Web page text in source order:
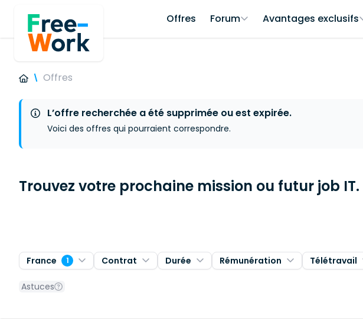
Offres Forum Avantages exclusifs
Offres
L’offre recherchée a été supprimée ou est expirée.
Voici des offres qui pourraient correspondre.
Trouvez votre prochaine mission ou futur job IT.
France 1 Contrat Durée Rémunération Télétravail
Astuces